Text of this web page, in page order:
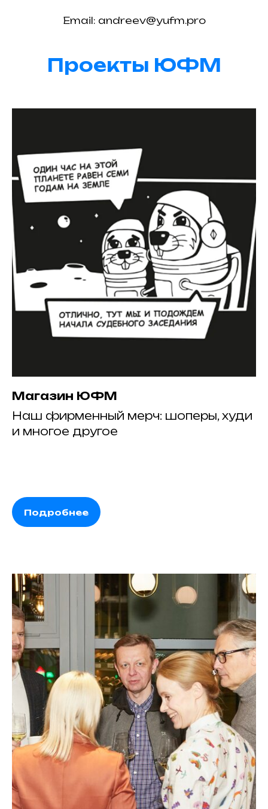
Email: andreev@yufm.pro
Проекты ЮФМ
Магазин ЮФМ
Наш фирменный мерч: шоперы, худи
и многое другое
Подробнее